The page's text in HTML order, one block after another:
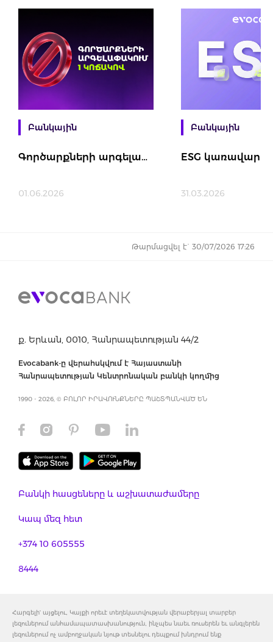
Բանկային
Գործարքների արգելափակում 1 կոճակով
01.06.2026
Բանկային
31.03.2026
Թարմացվել է` 30/07/2026 17:26
ք. Երևան, 0010, Հանրապետության 44/2
Evocabank-ը վերահսկվում է Հայաստանի
Հանրապետության Կենտրոնական բանկի կողմից
1990 - 2026, © ԲՈԼՈՐ ԻՐԱՎՈՒՆՔՆԵՐԸ ՊԱՇՏՊԱՆՎԱԾ ԵՆ
Բանկի հասցեները և աշխատաժամերը
Կապ մեզ հետ
+374 10 605555
8444
Հարգելի' այցելու, Կայքի որեւէ տեղեկատվության վերաբերյալ տարբեր
լեզուներում անհամապատասխանություն, ինչպես նաեւ ռուսերեն եւ անգլերեն
լեզուներում ոչ ամբողջական նյութ տեսնելու դեպքում խնդրում ենք